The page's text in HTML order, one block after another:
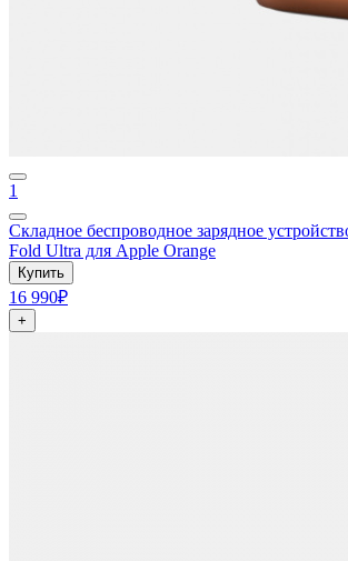
1
Складное беспроводное зарядное
Fold Ultra для Apple Orange
Купить
16 990₽
+